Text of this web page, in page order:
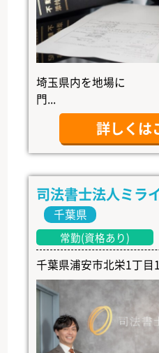
埼玉県内を地場に
門...
詳しくは
司法書士法人ミ
千葉県
常勤(資格あり)
千葉県浦安市北栄1丁